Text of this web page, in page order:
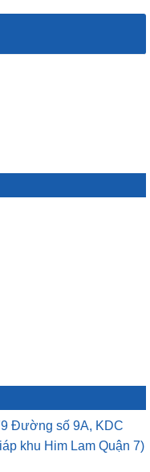
Đường số 9A, KDC
khu Him Lam Quận 7)